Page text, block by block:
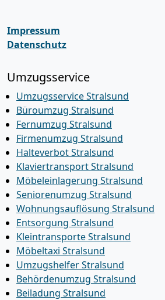
Impressum
Datenschutz
Umzugsservice
Umzugsservice Stralsund
Büroumzug Stralsund
Fernumzug Stralsund
Firmenumzug Stralsund
Halteverbot Stralsund
Klaviertransport Stralsund
Möbeleinlagerung Stralsund
Seniorenumzug Stralsund
Wohnungsauflösung Stralsund
Entsorgung Stralsund
Kleintransporte Stralsund
Möbeltaxi Stralsund
Umzugshelfer Stralsund
Behördenumzug Stralsund
Beiladung Stralsund